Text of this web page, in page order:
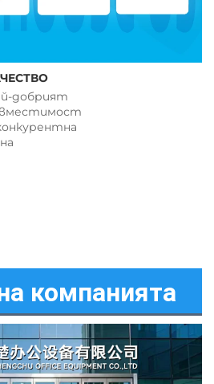
добрият
компанията